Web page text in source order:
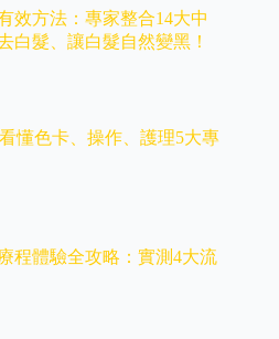
效方法：專家整合14大中
白髮、讓白髮自然變黑！
懂色卡、操作、護理5大專
程體驗全攻略：實測4大流